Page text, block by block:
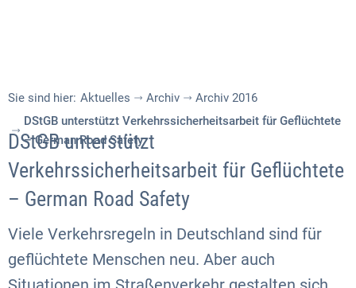
Sie sind hier: Aktuelles Archiv
Archiv 2016
DStGB unterstützt Verkehrssicherheitsarbeit für Geflüchtete
– German Road Safety
DStGB unterstützt
Verkehrssicherheitsarbeit für Geflüchtete
– German Road Safety
Viele Verkehrsregeln in Deutschland sind für
geflüchtete Menschen neu. Aber auch